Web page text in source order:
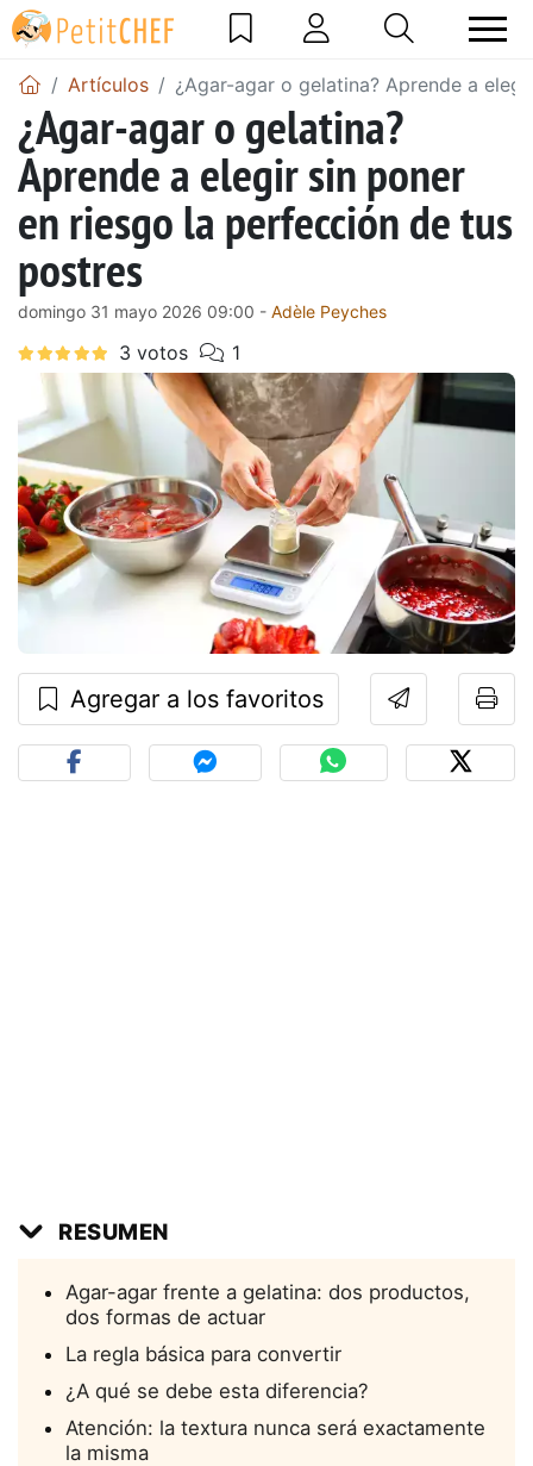
Artículos ¿Agar-agar o gelatina? Aprende a
¿Agar-agar o gelatina?
Aprende a elegir sin poner
en riesgo la perfección de tus
postres
domingo 31 mayo 2026 09:00 - Adèle Peyches
Agregar a los favoritos
RESUMEN
Agar-agar frente a gelatina: dos productos,
dos formas de actuar
La regla básica para convertir
¿A qué se debe esta diferencia?
Atención: la textura nunca será exactamente
la misma